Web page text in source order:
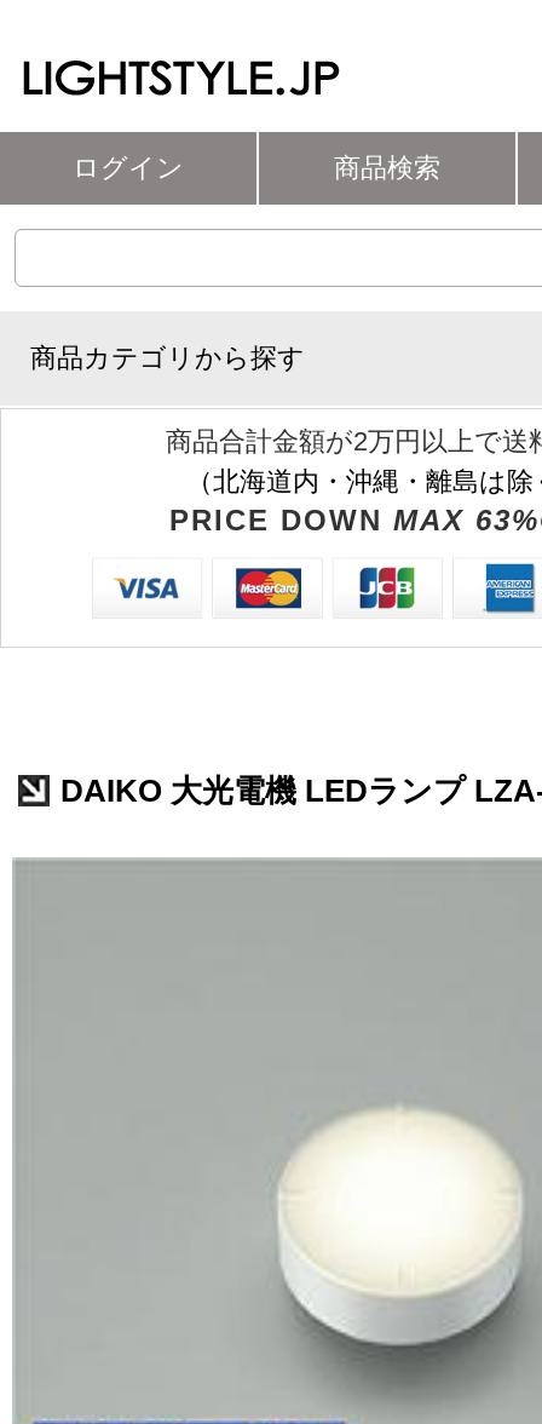
ログイン 商品検索
商品カテゴリから探す
商品合計金額が2万円以上で送
（北海道内・沖縄・離島は
PRICE DOWN MAX
DAIKO 大光電機 LEDランプ